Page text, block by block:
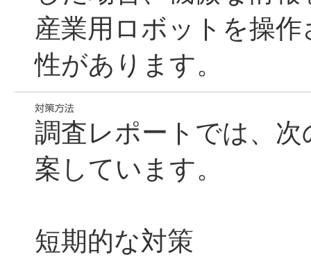
産業用ロボットを操
性があります。
調査レポートでは、
案しています。
短期的な対策